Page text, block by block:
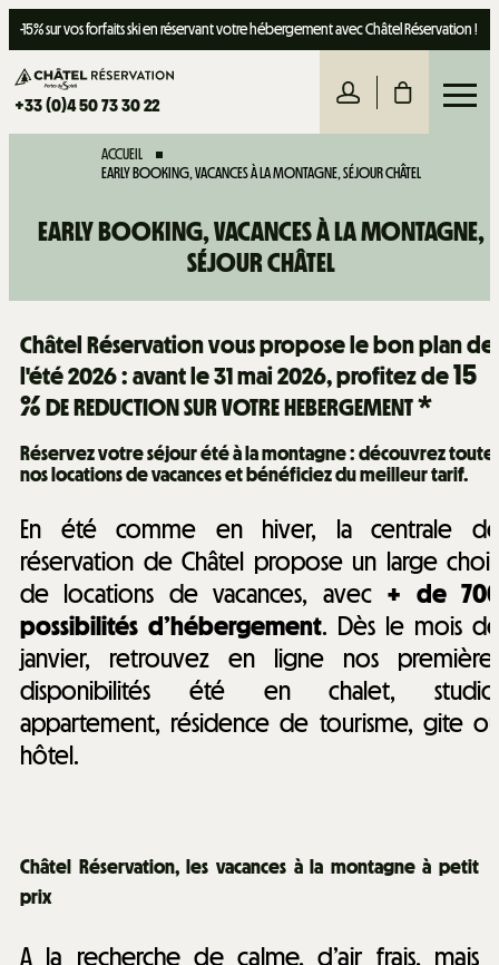
-15% sur vos forfaits ski en réservant votre hébergement avec Châtel Réservation !
+33 (0)4 50 73 30 22
ACCUEIL
EARLY BOOKING, VACANCES À LA MONTAGNE, SÉJOUR CHÂTEL
EARLY BOOKING, VACANCES À LA MONTAGNE,
SÉJOUR CHÂTEL
Châtel Réservation vous propose le bon plan de
l'été 2026 : avant le 31 mai 2026, profitez de15
%DE REDUCTION SUR VOTRE HEBERGEMENT *
Réservez votre séjour été à la montagne : découvrez
nos locations de vacances et bénéficiez du meilleur tarif.
En été comme en hiver, la centrale
réservation de Châtel propose un large
de locations de vacances, avec + de
possibilités d’hébergement. Dès le mois
janvier, retrouvez en ligne nos
disponibilités été en chalet,
appartement, résidence de tourisme, gite
hôtel.
Châtel Réservation, les vacances à la montagne à petit
prix
A la recherche de calme, d’air frais, mais